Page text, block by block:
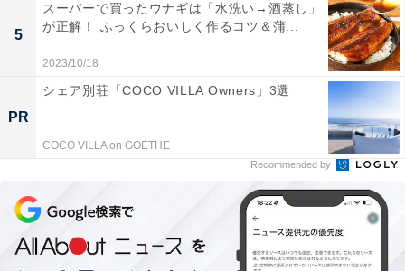
『横浜市×崎陽軒「もったいない」を見直そう弁当3』（税込920円）
第3弾となる今回は、これまでのコンセプトを踏襲しつ
5
スーパーで買ったウナギは「水洗い→酒蒸し」
が正解！ ふっくらおいしく作るコツ＆蒲...
2023/10/18
PR
シェア別荘「COCO VILLA Owners」3選
COCO VILLA on GOETHE
Recommended by